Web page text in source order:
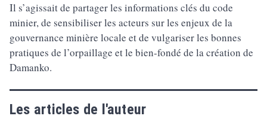
Il s’agissait de partager les informations clés du code
minier, de sensibiliser les acteurs sur les enjeux de la
gouvernance minière locale et de vulgariser les bonnes
pratiques de l’orpaillage et le bien-fondé de la création de
Damanko.
Les articles de l'auteur